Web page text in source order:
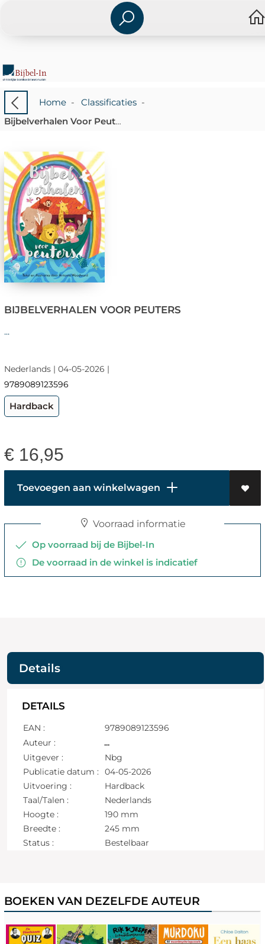
Home- Classificaties-
Bijbelverhalen Voor Peuters
BIJBELVERHALEN VOOR PEUTERS
...
Nederlands | 04-05-2026 |
9789089123596
Hardback
€ 16,95
Toevoegen aan winkelwagen
Voorraad informatie
Op voorraad bij de Bijbel-In
De voorraad in de winkel is indicatief
Details
DETAILS
EAN :
9789089123596
Auteur :
...
Uitgever :
Nbg
Publicatie datum :
04-05-2026
Uitvoering :
Hardback
Taal/Talen :
Nederlands
Hoogte :
190 mm
Breedte :
245 mm
Status :
Bestelbaar
BOEKEN VAN DEZELFDE AUTEUR